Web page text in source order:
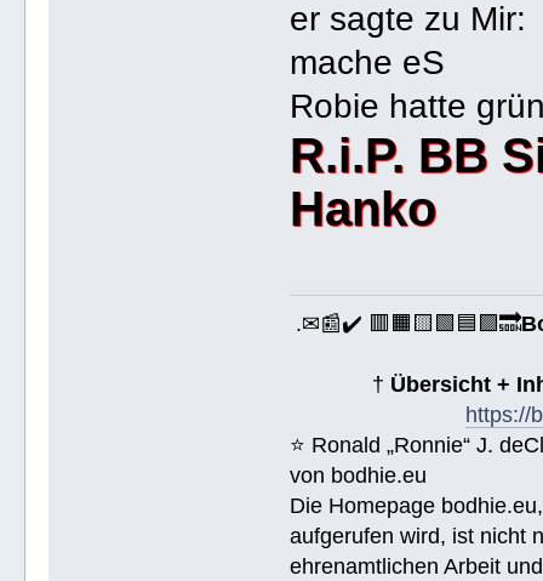
er sagte zu
mache eS
Robie hatte
R.i.P. BB
Hanko
.✉📰✔️ 🟥🟧🟨🟩🟦🟪🔜
† Übersicht +
https://
⭐️ Ronald „Ronnie“ J.
von bodhie.eu
Die Homepage
aufgerufen wird, ist nicht
ehrenamtlichen Arbeit